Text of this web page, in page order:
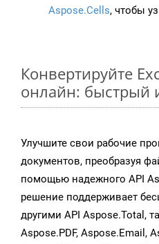
Aspose.Cells, чтобы
Конвертируйте
онлайн: быстрый
Улучшите свои рабочие
документов, преобразуя
помощью надежного API
решение поддерживает
другими API Aspose.Total,
Aspose.PDF, Aspose.Email,